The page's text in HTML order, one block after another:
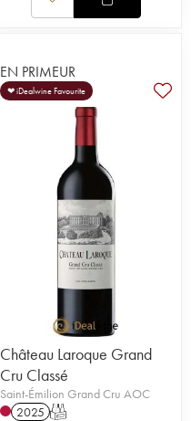
EN PRIMEUR
❤ iDealwine Favourite
Château Laroque Grand
Cru Classé
Saint-Émilion Grand Cru AOC
2025 T